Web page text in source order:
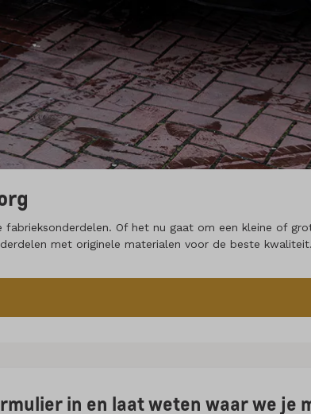
Of het nu gaat om een kleine of
met originele materialen voor de beste
in en laat weten waar we je